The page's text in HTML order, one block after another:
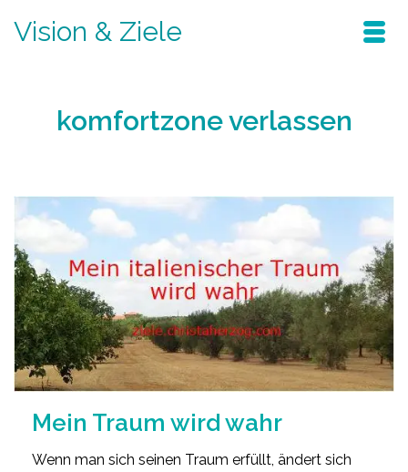
Vision & Ziele
komfortzone verlassen
Mein Traum wird wahr
Wenn man sich seinen Traum erfüllt, ändert sich